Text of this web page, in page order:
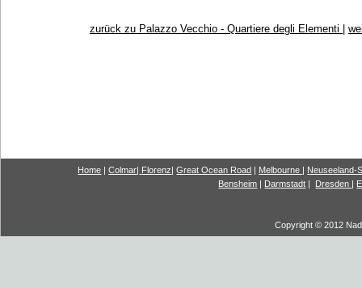
zurück zu Palazzo Vecchio - Quartiere degli Elementi |
Home |Colmar| Florenz|Great Ocean Road | Melbourne | Neuseeland-
Bensheim | Darmstadt | Dresden |
Copyright © 2012